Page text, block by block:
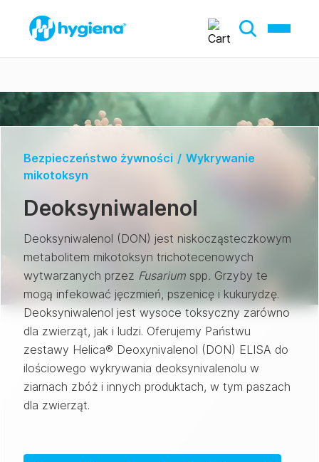
Bezpieczeństwo żywności / Wykrywanie
mikotoksyn
Deoksyniwalenol
Deoksyniwalenol (DON) jest niskocząsteczkowym
metabolitem mikotoksyn trichotecenowych
wytwarzanych przez Fusarium spp. Grzyby te
mogą infekować jęczmień, pszenicę i kukurydzę.
Deoksyniwalenol jest wysoce toksyczny zarówno
dla zwierząt, jak i ludzi. Oferujemy Państwu
zestawy Helica® Deoxynivalenol (DON) ELISA do
ilościowego wykrywania deoksynivalenolu w
ziarnach zbóż i innych produktach, w tym paszach
dla zwierząt.